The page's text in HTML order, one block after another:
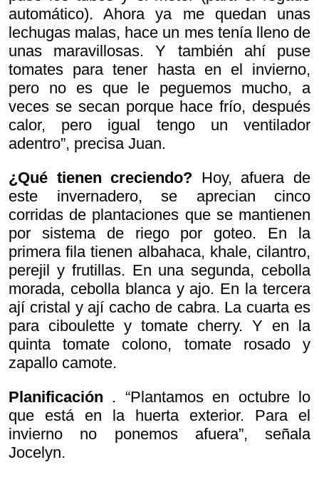
automático). Ahora ya me quedan unas
lechugas malas, hace un mes tenía lleno de
unas maravillosas. Y también ahí puse
tomates para tener hasta en el invierno,
pero no es que le peguemos mucho, a
veces se secan porque hace frío, después
calor, pero igual tengo un ventilador
adentro”, precisa Juan.
¿Qué tienen creciendo? Hoy, afuera de
este invernadero, se aprecian cinco
corridas de plantaciones que se mantienen
por sistema de riego por goteo. En la
primera fila tienen albahaca, khale, cilantro,
perejil y frutillas. En una segunda, cebolla
morada, cebolla blanca y ajo. En la tercera
ají cristal y ají cacho de cabra. La cuarta es
para ciboulette y tomate cherry. Y en la
quinta tomate colono, tomate rosado y
zapallo camote.
Planificación . “Plantamos en octubre lo
que está en la huerta exterior. Para el
invierno no ponemos afuera”, señala
Jocelyn.